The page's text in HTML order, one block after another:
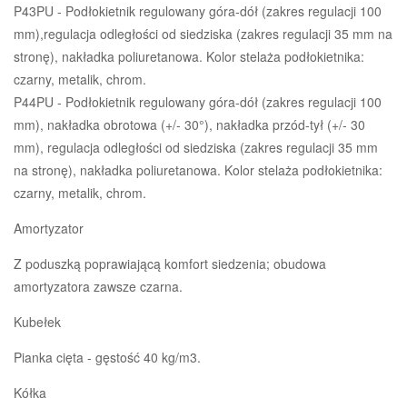
P43PU - Podłokietnik regulowany góra-dół (zakres regulacji 100
mm),regulacja odległości od siedziska (zakres regulacji 35 mm na
stronę), nakładka poliuretanowa. Kolor stelaża podłokietnika:
czarny, metalik, chrom.
P44PU - Podłokietnik regulowany góra-dół (zakres regulacji 100
mm), nakładka obrotowa (+/- 30°), nakładka przód-tył (+/- 30
mm), regulacja odległości od siedziska (zakres regulacji 35 mm
na stronę), nakładka poliuretanowa. Kolor stelaża podłokietnika:
czarny, metalik, chrom.
Amortyzator
Z poduszką poprawiającą komfort siedzenia; obudowa
amortyzatora zawsze czarna.
Kubełek
Pianka cięta - gęstość 40 kg/m3.
Kółka